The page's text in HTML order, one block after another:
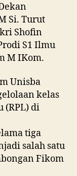
Si. Turut
Shofin
S1 Ilmu
M IKom.
Unisba
kelas
(RPL) di
tiga
salah satu
Fikom